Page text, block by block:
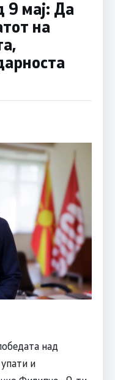
9 мај: Да
на
над
и